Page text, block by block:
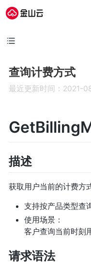
查询计费方式
最近更新时间：2021-
描述
获取用户当前的计费方
支持按产品类型查
使用场景：
客户查询当前时刻
请求语法